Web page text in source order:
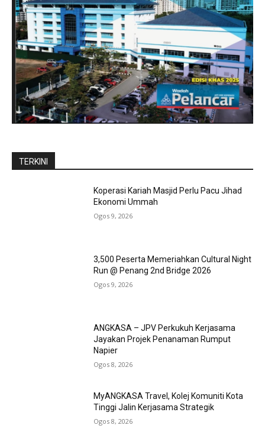
TERKINI
Koperasi Kariah Masjid Perlu Pacu Jihad
Ekonomi Ummah
Ogos 9, 2026
3,500 Peserta Memeriahkan Cultural Night
Run @ Penang 2nd Bridge 2026
Ogos 9, 2026
ANGKASA – JPV Perkukuh Kerjasama
Jayakan Projek Penanaman Rumput
Napier
Ogos 8, 2026
MyANGKASA Travel, Kolej Komuniti Kota
Tinggi Jalin Kerjasama Strategik
Ogos 8, 2026